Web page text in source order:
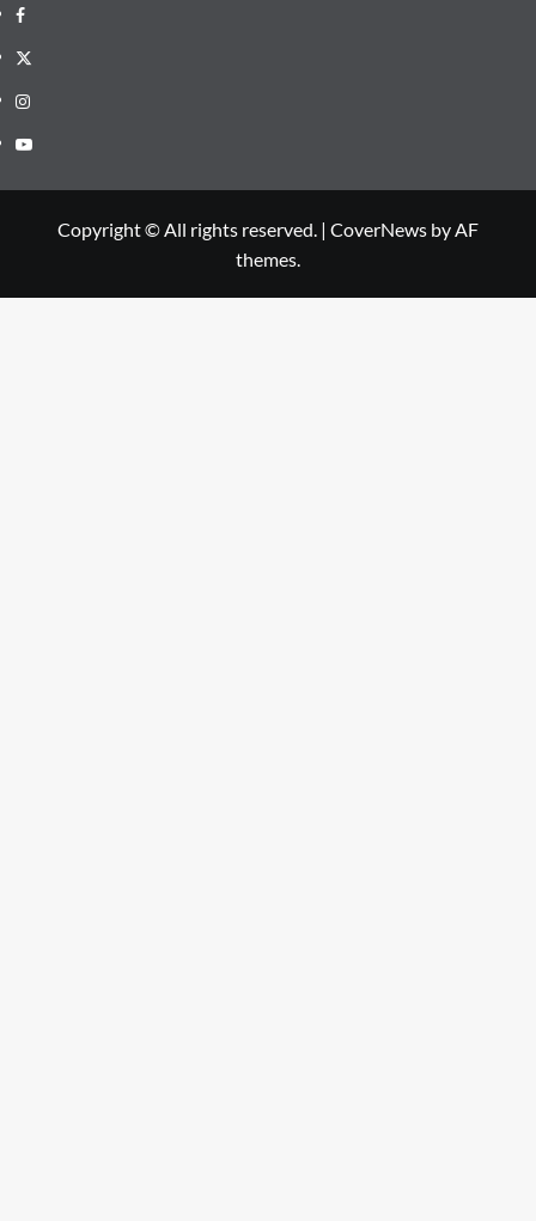
Facebook
Twitter
Instagram
Youtube
Copyright © All rights reserved. | CoverNews by AF
themes.